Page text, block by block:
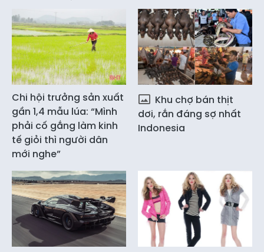
Chi hội trưởng sản xuất
gần 1,4 mẫu lúa: “Mình
phải cố gắng làm kinh
tế giỏi thì người dân
mới nghe”
Khu chợ bán thịt
dơi, rắn đáng sợ nhất
Indonesia